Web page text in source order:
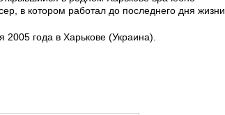
в котором работал до последнего дня жизни.
2005 года в Харькове (Украина).